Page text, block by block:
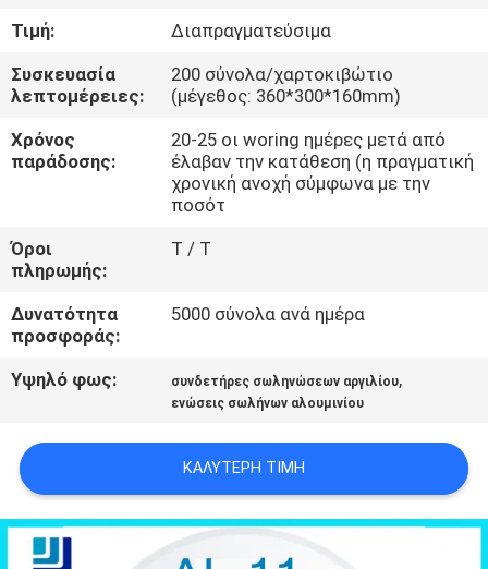
ΕΠΙΚΟΙΝΩΝΉΣΤΕ
ΜΑΖΊ
ΠΡΟΣΦΟΡΆ
SITEMAP
ΠΟΛΙΤΙΚΉ
ΑΠΟΡΡΉΤΟΥ
Τιμή:
Διαπραγματεύσιμα
Συσκευασία
λεπτομέρειες:
200 σύνολα/χαρτοκιβώτιο
(μέγεθος: 360*300*160mm)
Χρόνος
παράδοσης:
20-25 οι woring ημέρες μετά από
έλαβαν την κατάθεση (η πραγματική
χρονική ανοχή σύμφωνα με την
ποσότ
Όροι
πληρωμής:
T / T
Δυνατότητα
προσφοράς:
5000 σύνολα ανά ημέρα
Υψηλό φως: συνδετήρες σωληνώσεων αργιλίου,
ενώσεις σωλήνων αλουμινίου
ΚΑΛΎΤΕΡΗ ΤΙΜΉ